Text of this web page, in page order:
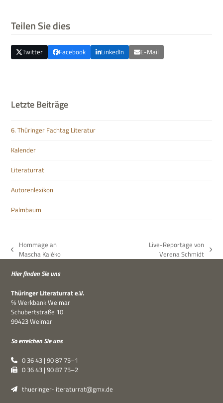
Teilen Sie dies
Twitter Facebook LinkedIn E-Mail
Letzte Beiträge
6. Thüringer Fachtag Literatur
Kalender
Literaturrat
Autorenlexikon
Palmbaum
vorheriger
Hommage an
Mascha Kaléko
Live-Reportage von
Verena Schmidt
Hier fin­den Sie uns
Thü­rin­ger Lite­ra­tur­rat e.V.
℅ Werk­bank Weimar
Schu­bert­straße 10
99423 Weimar
So errei­chen Sie uns
0 36 43 | 90 87 75–1
0 36 43 | 90 87 75–2
thueringer-literaturrat@gmx.de